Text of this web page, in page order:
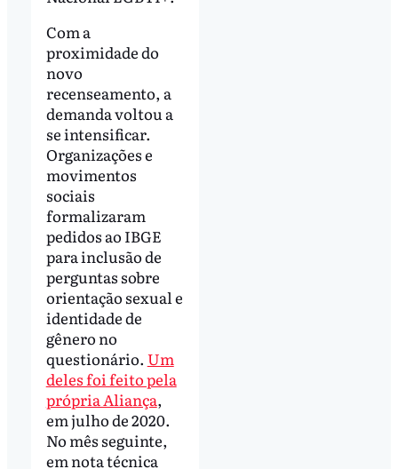
Com a
proximidade do
novo
recenseamento, a
demanda voltou a
se intensificar.
Organizações e
movimentos
sociais
formalizaram
pedidos ao IBGE
para inclusão de
perguntas sobre
orientação sexual e
identidade de
gênero no
questionário. Um
deles foi feito pela
própria Aliança,
em julho de 2020.
No mês seguinte,
em nota técnica